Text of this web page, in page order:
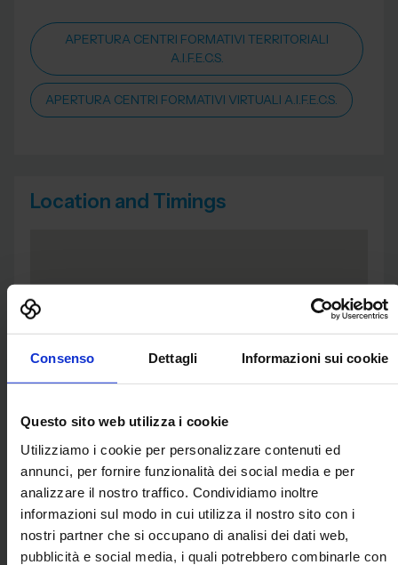
Consenso Dettagli Informazioni sui cookie
Questo sito web utilizza i cookie
Utilizziamo i cookie per personalizzare contenuti ed
annunci, per fornire funzionalità dei social media e per
analizzare il nostro traffico. Condividiamo inoltre
informazioni sul modo in cui utilizza il nostro sito con i
nostri partner che si occupano di analisi dei dati web,
pubblicità e social media, i quali potrebbero combinarle con
APERTURA CENTRI FORMATIVI TERRITORIALI
A.I.F.E.C.S.
APERTURA CENTRI FORMATIVI VIRTUALI A.I.F.E.C.S.
Location and Timings